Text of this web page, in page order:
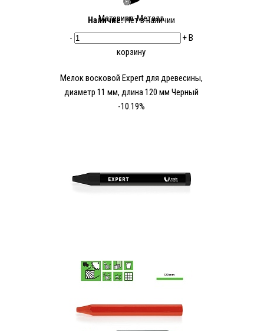
Материал: Металл
Наличие:Нет в наличии
-
+В
корзину
Мелок восковой Expert для древесины,
диаметр 11 мм, длина 120 мм Черный
-10.19%